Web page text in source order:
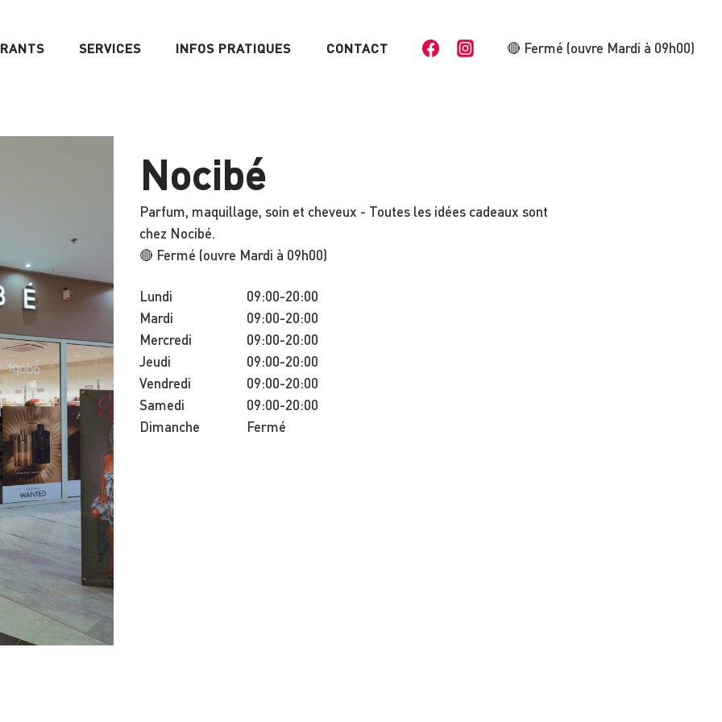
SERVICES INFOS PRATIQUES CONTACT 🔴 Fermé (ouvre Mardi à 09h00)
Nocibé
Parfum, maquillage, soin et cheveux - Toutes les idées cadeaux sont
chez Nocibé.
🔴 Fermé (ouvre Mardi à 09h00)
Lundi
Mardi
Mercredi
Jeudi
Vendredi
Samedi
Dimanche
09:00-20:00
09:00-20:00
09:00-20:00
09:00-20:00
09:00-20:00
09:00-20:00
Fermé